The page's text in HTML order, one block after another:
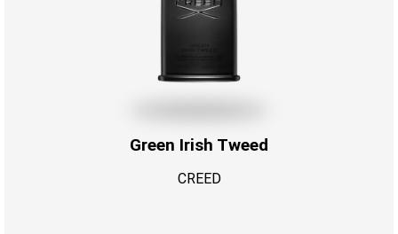
Green Irish Tweed
CREED